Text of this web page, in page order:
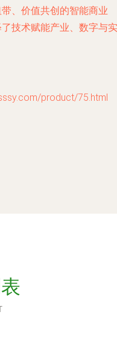
、价值共创的智能商业
技术赋能产业、数字与实
product/75.html